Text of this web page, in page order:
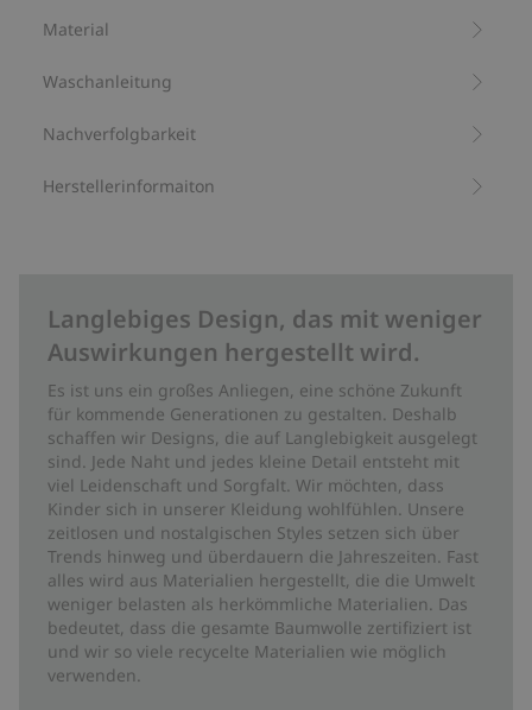
Bio-Baumwolle –GOTS
Material
Waschanleitung
Nachverfolgbarkeit
Herstellerinformaiton
Langlebiges Design, das mit weniger
Auswirkungen hergestellt wird.
Es ist uns ein großes Anliegen, eine schöne Zukunft
für kommende Generationen zu gestalten. Deshalb
schaffen wir Designs, die auf Langlebigkeit ausgelegt
sind. Jede Naht und jedes kleine Detail entsteht mit
viel Leidenschaft und Sorgfalt. Wir möchten, dass
Kinder sich in unserer Kleidung wohlfühlen. Unsere
zeitlosen und nostalgischen Styles setzen sich über
Trends hinweg und überdauern die Jahreszeiten. Fast
alles wird aus Materialien hergestellt, die die Umwelt
weniger belasten als herkömmliche Materialien. Das
bedeutet, dass die gesamte Baumwolle zertifiziert ist
und wir so viele recycelte Materialien wie möglich
verwenden.